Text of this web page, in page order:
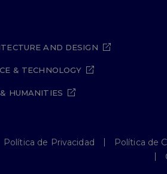
AND DESIGN
& TECHNOLOGY
HUMANITIES
Política de Privacidad
Política de